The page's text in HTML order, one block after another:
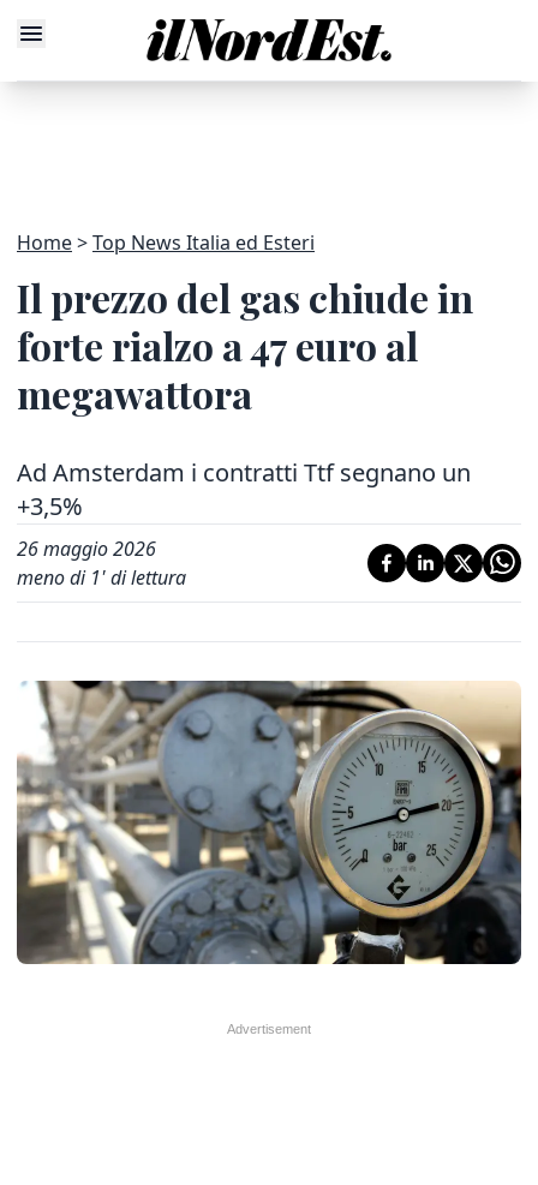
Home Top News Italia ed Esteri
Il prezzo del gas chiude in
forte rialzo a 47 euro al
megawattora
Ad Amsterdam i contratti Ttf segnano un
+3,5%
26 maggio 2026
meno di 1' di lettura